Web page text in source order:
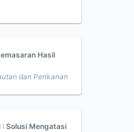
Hasil
dan Perikanan
: Solusi Mengatasi